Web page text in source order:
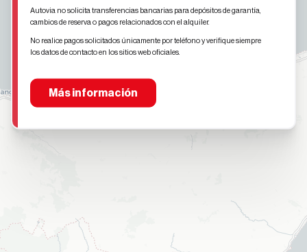
Autovia no solicita transferencias bancarias para depósitos de garantía,
cambios de reserva o pagos relacionados con el alquiler.
No realice pagos solicitados únicamente por teléfono y verifique siempre
los datos de contacto en los sitios web oficiales.
Más información